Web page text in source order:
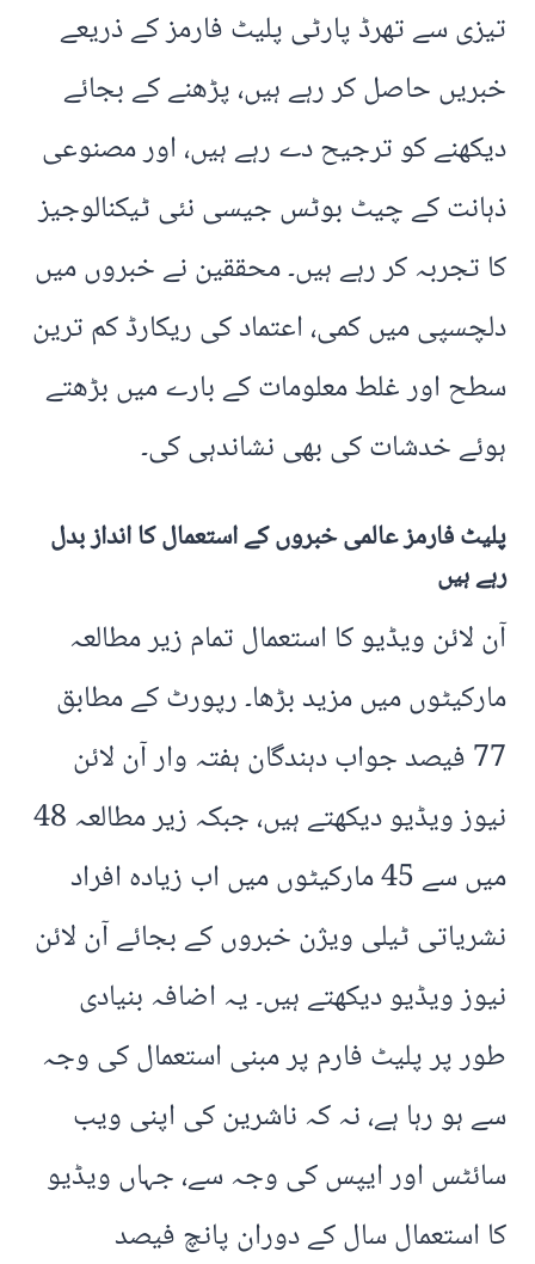
تیزی سے تھرڈ پارٹی پلیٹ فارمز کے ذریعے
خبریں حاصل کر رہے ہیں، پڑھنے کے بجائے
دیکھنے کو ترجیح دے رہے ہیں، اور مصنوعی
ذہانت کے چیٹ بوٹس جیسی نئی ٹیکنالوجیز
کا تجربہ کر رہے ہیں۔ محققین نے خبروں میں
دلچسپی میں کمی، اعتماد کی ریکارڈ کم ترین
سطح اور غلط معلومات کے بارے میں بڑھتے
ہوئے خدشات کی بھی نشاندہی کی۔
پلیٹ فارمز عالمی خبروں کے استعمال کا انداز بدل
رہے ہیں
آن لائن ویڈیو کا استعمال تمام زیر مطالعہ
مارکیٹوں میں مزید بڑھا۔ رپورٹ کے مطابق
77 فیصد جواب دہندگان ہفتہ وار آن لائن
نیوز ویڈیو دیکھتے ہیں، جبکہ زیر مطالعہ 48
میں سے 45 مارکیٹوں میں اب زیادہ افراد
نشریاتی ٹیلی ویژن خبروں کے بجائے آن لائن
نیوز ویڈیو دیکھتے ہیں۔ یہ اضافہ بنیادی
طور پر پلیٹ فارم پر مبنی استعمال کی وجہ
سے ہو رہا ہے، نہ کہ ناشرین کی اپنی ویب
سائٹس اور ایپس کی وجہ سے، جہاں ویڈیو
کا استعمال سال کے دوران پانچ فیصد